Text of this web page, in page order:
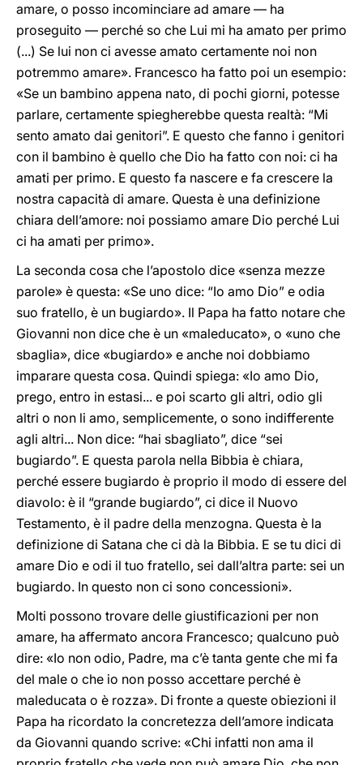
amare, o posso incominciare ad amare — ha
proseguito — perché so che Lui mi ha amato per primo
(...) Se lui non ci avesse amato certamente noi non
potremmo amare». Francesco ha fatto poi un esempio:
«Se un bambino appena nato, di pochi giorni, potesse
parlare, certamente spiegherebbe questa realtà: “Mi
sento amato dai genitori”. E questo che fanno i genitori
con il bambino è quello che Dio ha fatto con noi: ci ha
amati per primo. E questo fa nascere e fa crescere la
nostra capacità di amare. Questa è una definizione
chiara dell’amore: noi possiamo amare Dio perché Lui
ci ha amati per primo».
La seconda cosa che l’apostolo dice «senza mezze
parole» è questa: «Se uno dice: “Io amo Dio” e odia
suo fratello, è un bugiardo». Il Papa ha fatto notare che
Giovanni non dice che è un «maleducato», o «uno che
sbaglia», dice «bugiardo» e anche noi dobbiamo
imparare questa cosa. Quindi spiega: «Io amo Dio,
prego, entro in estasi... e poi scarto gli altri, odio gli
altri o non li amo, semplicemente, o sono indifferente
agli altri... Non dice: “hai sbagliato”, dice “sei
bugiardo”. E questa parola nella Bibbia è chiara,
perché essere bugiardo è proprio il modo di essere del
diavolo: è il “grande bugiardo”, ci dice il Nuovo
Testamento, è il padre della menzogna. Questa è la
definizione di Satana che ci dà la Bibbia. E se tu dici di
amare Dio e odi il tuo fratello, sei dall’altra parte: sei un
bugiardo. In questo non ci sono concessioni».
Molti possono trovare delle giustificazioni per non
amare, ha affermato ancora Francesco; qualcuno può
dire: «Io non odio, Padre, ma c’è tanta gente che mi fa
del male o che io non posso accettare perché è
maleducata o è rozza». Di fronte a queste obiezioni il
Papa ha ricordato la concretezza dell’amore indicata
da Giovanni quando scrive: «Chi infatti non ama il